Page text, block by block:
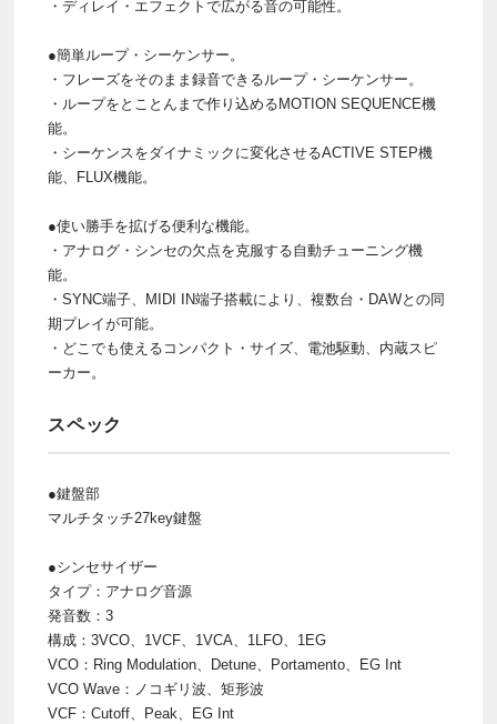
・ディレイ・エフェクトで広がる音の可能性。
●簡単ループ・シーケンサー。
・フレーズをそのまま録音できるループ・シーケンサー。
・ループをとことんまで作り込めるMOTION SEQUENCE機
能。
・シーケンスをダイナミックに変化させるACTIVE STEP機
能、FLUX機能。
●使い勝手を拡げる便利な機能。
・アナログ・シンセの欠点を克服する自動チューニング機
能。
・SYNC端子、MIDI IN端子搭載により、複数台・DAWとの同
期プレイが可能。
・どこでも使えるコンパクト・サイズ、電池駆動、内蔵スピ
ーカー。
スペック
●鍵盤部
マルチタッチ27key鍵盤
●シンセサイザー
タイプ：アナログ音源
発音数：3
構成：3VCO、1VCF、1VCA、1LFO、1EG
VCO：Ring Modulation、Detune、Portamento、EG Int
VCO Wave：ノコギリ波、矩形波
VCF：Cutoff、Peak、EG Int